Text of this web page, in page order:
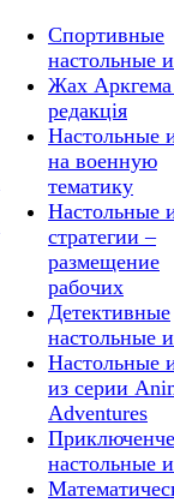
Спортивные
настольные
Жах
редакція
Настольные
на военную
тематику
Настольные
стратегии –
размещение
рабочих
Детективные
настольные
Настольные
из серии
Adventures
настольные